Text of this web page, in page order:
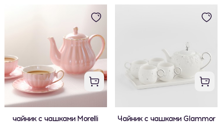
чайник с чашками Morelli Чайник с чашками Glammor